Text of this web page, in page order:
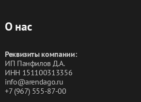
О нас
Реквизиты компании:
ИП Панфилов Д.А.
ИНН 151100313356
info@arendago.ru
+7 (967) 555-87-00